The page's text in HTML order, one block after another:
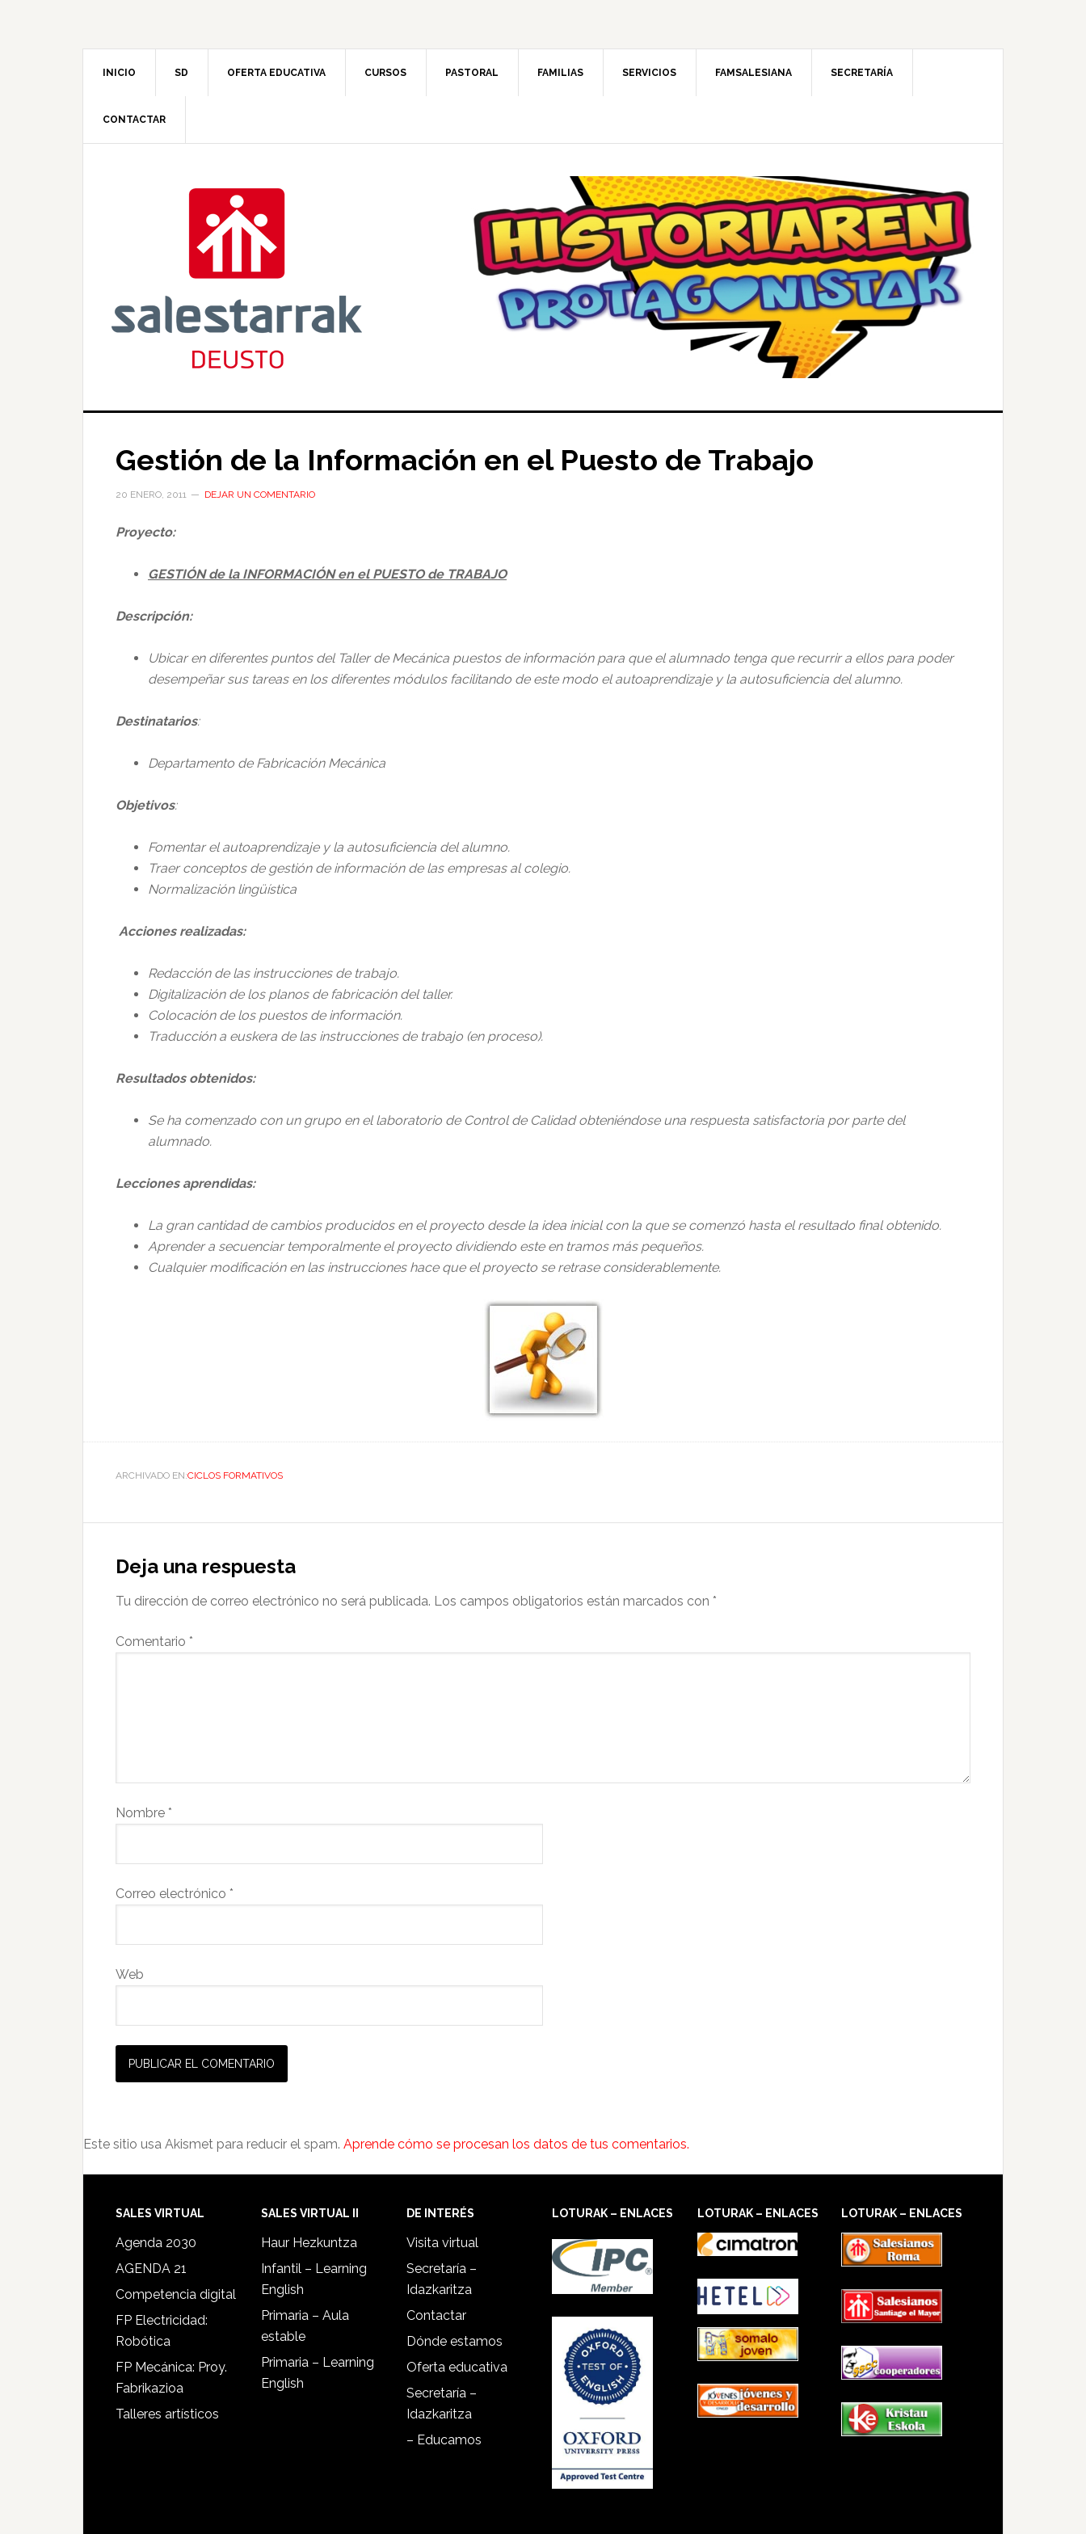
INICIO SD OFERTA EDUCATIVA CURSOS PASTORAL FAMILIAS SERVICIOS FAMSALESIANA SECRETARÍA
CONTACTAR
Gestión de la Información en el Puesto de Trabajo
20 ENERO, 2011 DEJAR UN COMENTARIO
Proyecto:
GESTIÓN de la INFORMACIÓN en el PUESTO de TRABAJO
Descripción:
Ubicar en diferentes puntos del Taller de Mecánica puestos de información para que el alumnado tenga que recurrir a ellos para poder
desempeñar sus tareas en los diferentes módulos facilitando de este modo el autoaprendizaje y la autosuficiencia del alumno.
Destinatarios:
Departamento de Fabricación Mecánica
Objetivos:
Fomentar el autoaprendizaje y la autosuficiencia del alumno.
Traer conceptos de gestión de información de las empresas al colegio.
Normalización lingüística
Acciones realizadas:
Redacción de las instrucciones de trabajo.
Digitalización de los planos de fabricación del taller.
Colocación de los puestos de información.
Traducción a euskera de las instrucciones de trabajo (en proceso).
Resultados obtenidos:
Se ha comenzado con un grupo en el laboratorio de Control de Calidad obteniéndose una respuesta satisfactoria por parte del
alumnado.
Lecciones aprendidas:
La gran cantidad de cambios producidos en el proyecto desde la idea inicial con la que se comenzó hasta el resultado final obtenido.
Aprender a secuenciar temporalmente el proyecto dividiendo este en tramos más pequeños.
Cualquier modificación en las instrucciones hace que el proyecto se retrase considerablemente.
ARCHIVADO EN:CICLOS FORMATIVOS
Deja una respuesta
Tu dirección de correo electrónico no será publicada. Los campos obligatorios están marcados con *
Comentario *
Nombre *
Correo electrónico *
Web
Este sitio usa Akismet para reducir el spam. Aprende cómo se procesan los datos de tus comentarios.
SALES VIRTUAL
Agenda 2030
AGENDA 21
Competencia digital
FP Electricidad:
Robótica
FP Mecánica: Proy.
Fabrikazioa
Talleres artísticos
SALES VIRTUAL II
Haur Hezkuntza
Infantil – Learning
English
Primaria – Aula
estable
Primaria – Learning
English
DE INTERÉS
Visita virtual
Secretaría –
Idazkaritza
Contactar
Dónde estamos
Oferta educativa
Secretaría –
Idazkaritza
– Educamos
LOTURAK – ENLACES LOTURAK – ENLACES LOTURAK – ENLACES